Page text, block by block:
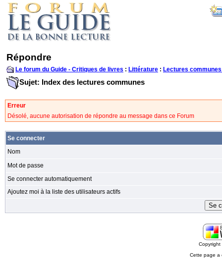
Répondre
Le forum du Guide - Critiques de livres : Littérature : Lectures
Sujet: Index des lectures communes
Erreur
Désolé, aucune autorisation de répondre au message dans ce Forum
Se connecter
Nom
Mot de passe
Se connecter automatiquement
Ajoutez moi à la liste des utilisateurs actifs
Cette page a